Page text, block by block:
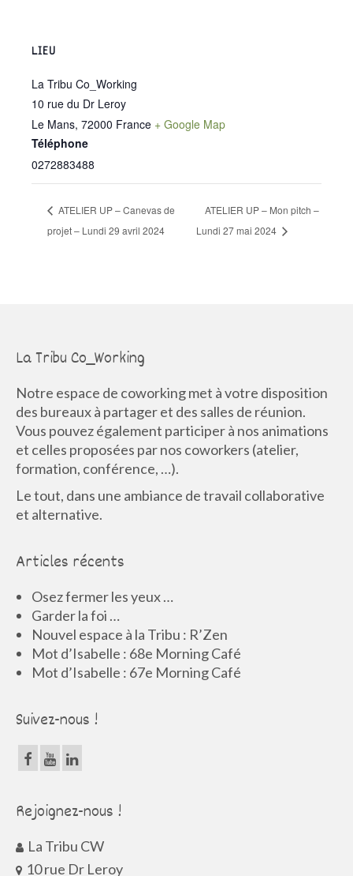
LIEU
La Tribu Co_Working
10 rue du Dr Leroy
Le Mans, 72000 France + Google Map
Téléphone
0272883488
ATELIER UP – Canevas de
projet – Lundi 29 avril 2024
ATELIER UP – Mon pitch –
Lundi 27 mai 2024
La Tribu Co_Working
Notre espace de coworking met à votre disposition
des bureaux à partager et des salles de réunion.
Vous pouvez également participer à nos animations
et celles proposées par nos coworkers (atelier,
formation, conférence, …).
Le tout, dans une ambiance de travail collaborative
et alternative.
Articles récents
Osez fermer les yeux …
Garder la foi …
Nouvel espace à la Tribu : R’Zen
Mot d’Isabelle : 68e Morning Café
Mot d’Isabelle : 67e Morning Café
Suivez-nous !
Rejoignez-nous !
La Tribu CW
10 rue Dr Leroy